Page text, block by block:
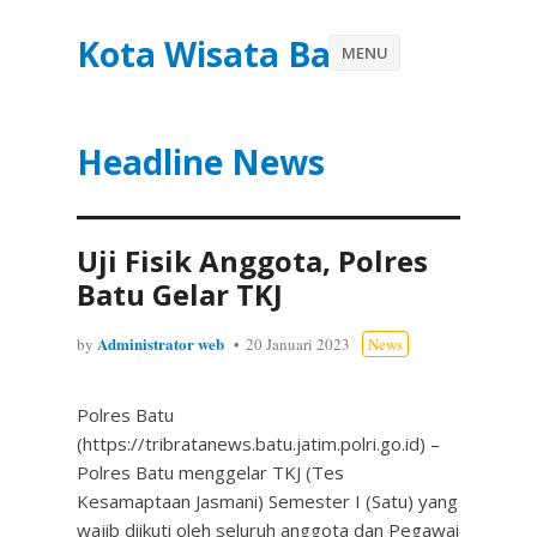
Kota Wisata Batu
Headline News
MENU
Uji Fisik Anggota, Polres
Batu Gelar TKJ
by Administrator web 20 Januari 2023 News
Polres Batu
(https://tribratanews.batu.jatim.polri.go.id) –
Polres Batu menggelar TKJ (Tes
Kesamaptaan Jasmani) Semester I (Satu) yang
wajib diikuti oleh seluruh anggota dan Pegawai